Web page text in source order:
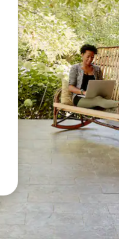
tai tutustu